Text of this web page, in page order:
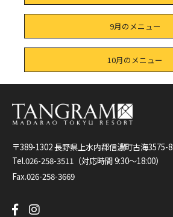
9月のメニュー
10月のメニュー
〒389-1302 長野県上水内郡信濃町古海3575-8
Tel.026-258-3511 （対応時間 9:30～18:00）
Fax.026-258-3669